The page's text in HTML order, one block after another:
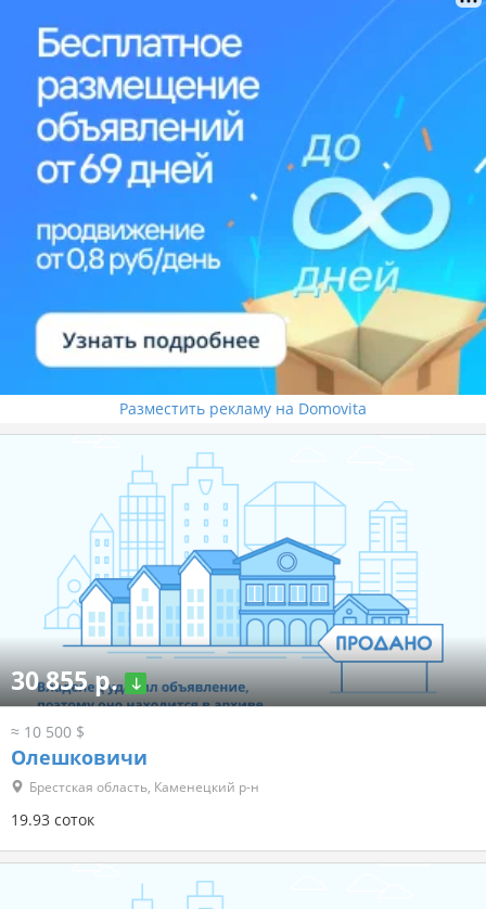
Разместить рекламу на Domovita
30 855 р.
≈ 10 500 $
Олешковичи
Брестская область, Каменецкий р-н
19.93 соток